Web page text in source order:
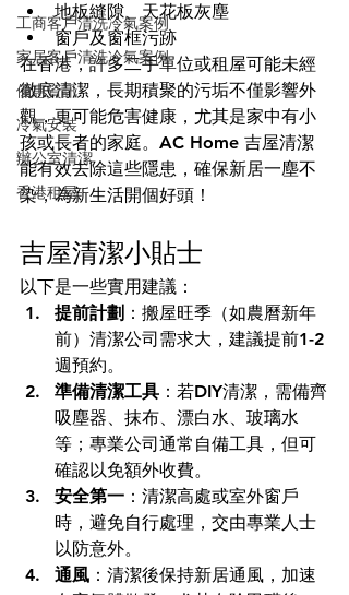
工商客戶清洗冷氣案例
家居客戶清洗冷氣案例
優惠資訊
冷氣安裝
辦公室清潔
香港租屋
地板縫隙、天花板灰塵
窗戶及窗框污跡
在香港，許多二手單位或租屋可能未經
徹底清潔，長期積聚的污垢不僅影響外
觀，更可能危害健康，尤其是家中有小
孩或長者的家庭。AC Home 吉屋清潔
能有效去除這些隱患，確保新居一塵不
染，為新生活開個好頭！
吉屋清潔小貼士
以下是一些實用建議：
提前計劃 ：搬屋旺季（如農曆新年
前）清潔公司需求大，建議提前1-2
週預約。
準備清潔工具 ：若DIY清潔，需備齊
吸塵器、抹布、漂白水、玻璃水
等；專業公司通常自備工具，但可
確認以免額外收費。
安全第一 ：清潔高處或室外窗戶
時，避免自行處理，交由專業人士
以防意外。
通風 ：清潔後保持新居通風，加速